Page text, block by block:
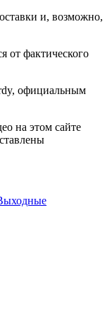
и, возможно,
от фактического
официальным
на этом сайте